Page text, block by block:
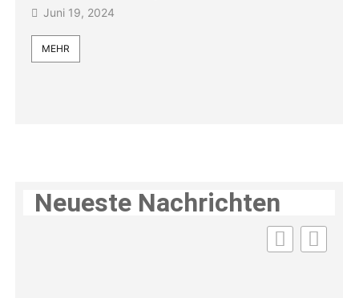
Neueste Nachrichten
Juni 19, 2024
MEHR